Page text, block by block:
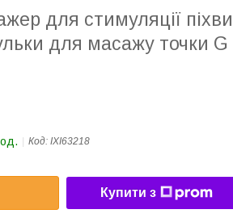
для стимуляції
для масажу точки G
Код: IXI63218
Купити з